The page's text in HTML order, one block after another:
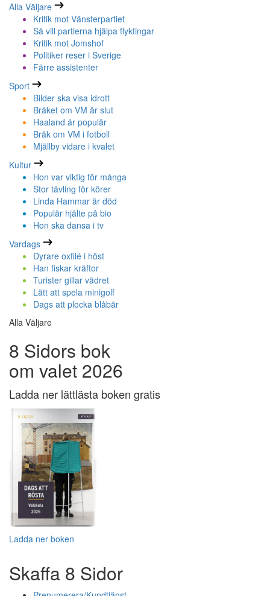
Alla Väljare
Kritik mot Vänsterpartiet
Så vill partierna hjälpa flyktingar
Kritik mot Jomshof
Politiker reser i Sverige
Färre assistenter
Sport
Bilder ska visa idrott
Bråket om VM är slut
Haaland är populär
Bråk om VM i fotboll
Mjällby vidare i kvalet
Kultur
Hon var viktig för många
Stor tävling för körer
Linda Hammar är död
Populär hjälte på bio
Hon ska dansa i tv
Vardags
Dyrare oxfilé i höst
Han fiskar kräftor
Turister gillar vädret
Lätt att spela minigolf
Dags att plocka blåbär
Alla Väljare
8 Sidors bok
om valet 2026
Ladda ner lättlästa boken gratis
Ladda ner boken
Skaffa 8 Sidor